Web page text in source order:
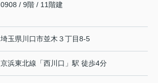
0908 / 9階 / 11階建
埼玉県 川口市並木 ３丁目8-5
京浜東北線 「西川口 」駅 徒歩4分